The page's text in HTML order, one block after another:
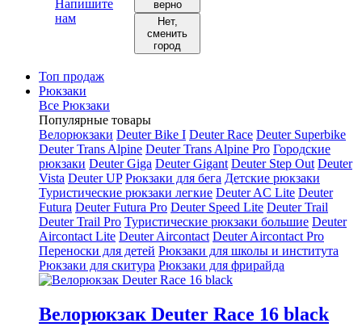
Напишите
нам
верно
Нет,
сменить
город
Топ продаж
Рюкзаки
Все Рюкзаки
Популярные товары
Велорюкзаки Deuter Bike I Deuter Race Deuter Superbike
Deuter Trans Alpine Deuter Trans Alpine Pro Городские
рюкзаки Deuter Giga Deuter Gigant Deuter Step Out Deuter
Vista Deuter UP Рюкзаки для бега Детские рюкзаки
Туристические рюкзаки легкие Deuter AС Lite Deuter
Futura Deuter Futura Pro Deuter Speed Lite Deuter Trail
Deuter Trail Pro Туристические рюкзаки большие Deuter
Aircontact Lite Deuter Aircontact Deuter Aircontact Pro
Переноски для детей Рюкзаки для школы и института
Рюкзаки для скитура Рюкзаки для фрирайда
Велорюкзак Deuter Race 16 black